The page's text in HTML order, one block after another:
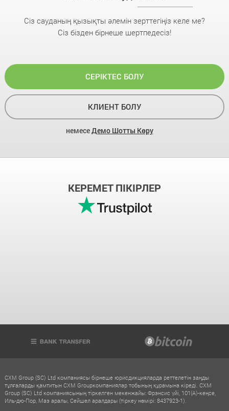
Сіз сауданың қызықты әлемін зерттегіңіз келе ме?
Сіз бізден бірнеше шертпедесіз!
СЕРІКТЕС БОЛУ
КЛИЕНТ БОЛУ
немесеДемо Шотты Көру
КЕРЕМЕТ ПІКІРЛЕР
CXM Group (SC) Ltd компаниясы бірнеше юрисдикцияларда реттелетін заңды
тұлғаларды қамтитын CXM Groupкомпаниялар тобының құрамына кіреді. CXM
Group (SC) Ltd компаниясының тіркелген мекенжайы: Фрэнсис үйі, 101(A)-кеңсе,
Иль-дю-Пор, Маэ аралы, Сейшел аралдары (тіркеу нөмірі: 8437923-1).